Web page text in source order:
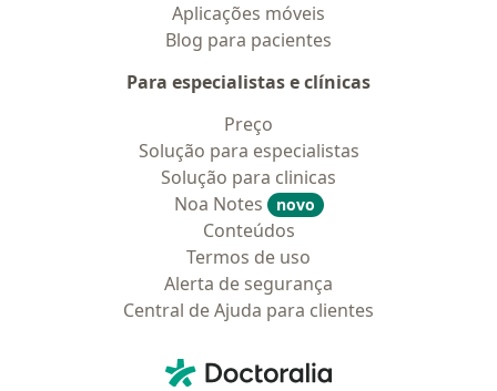
Aplicações móveis
Blog para pacientes
Para especialistas e clínicas
Preço
Solução para especialistas
Solução para clinicas
Noa Notes
novo
Conteúdos
Termos de uso
Alerta de segurança
Central de Ajuda para clientes
Doctoralia - Homepage